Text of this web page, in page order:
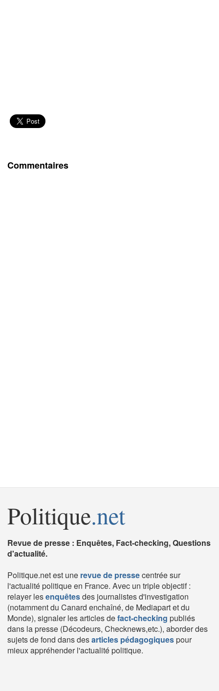
Commentaires
Politique.net
Revue de presse : Enquêtes, Fact-checking, Questions
d'actualité.
Politique.net est une revue de pressecentrée sur
l'actualité politique en France. Avec un triple objectif :
relayer lesenquêtesdes journalistes d'investigation
(notamment du Canard enchaîné, de Mediapart et du
Monde), signaler les articles defact-checking publiés
dans la presse (Décodeurs, Checknews,etc.), aborder des
sujets de fond dans desarticles pédagogiquespour
mieux appréhender l'actualité politique.